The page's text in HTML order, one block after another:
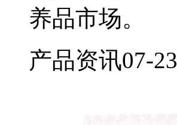
养品市场。
产品资讯07-23